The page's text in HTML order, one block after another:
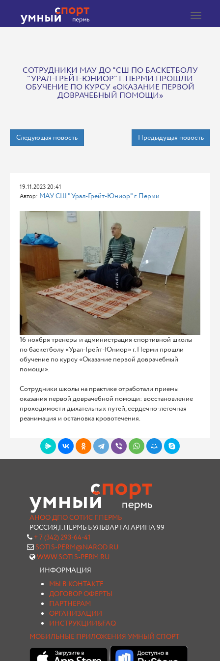
Toggle
СОТРУДНИКИ МАУ ДО "СШ ПО БАСКЕТБОЛУ
"УРАЛ-ГРЕЙТ-ЮНИОР" Г. ПЕРМИ ПРОШЛИ
ОБУЧЕНИЕ ПО КУРСУ «ОКАЗАНИЕ ПЕРВОЙ
ДОВРАЧЕБНЫЙ ПОМОЩИ»
Следующая новость Предыдущая новость
19.11.2023 20:41
Автор: МАУ СШ "Урал-Грейт-Юниор" г. Перми
16 ноября тренеры и администрация спортивной школы
по баскетболу «Урал-Грейт-Юниор» г. Перми прошли
обучение по курсу «Оказание первой доврачебный
помощи».
Сотрудники школы на практике отработали приемы
оказания первой доврачебной помощи: восстановление
проходимости дыхательных путей, сердечно-лёгочная
реанимация и остановка кровотечения.
АНОО ДПО СОТИС Г.ПЕРМЬ
РОССИЯ,Г.ПЕРМЬ БУЛЬВАР ГАГАРИНА 99
+ 7 (342) 293-64-41
SOTIS-PERM@NAROD.RU
WWW.SOTIS-PERM.RU
ИНФОРМАЦИЯ
МЫ В КОНТАКТЕ
ДОГОВОР ОФЕРТЫ
ПАРТНЕРАМ
ОРГАНИЗАЦИИ
ИНСТРУКЦИИ&FAQ
МОБИЛЬНЫЕ ПРИЛОЖЕНИЯ УМНЫЙ СПОРТ